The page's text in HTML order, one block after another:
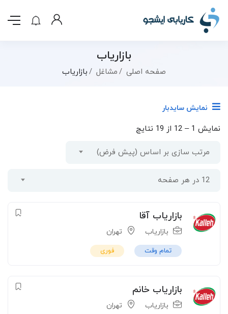
بازاریاب
صفحه اصلی مشاغل بازاریاب
نمایش سایدبار
نمایش 1
–
12 از 19 نتایج
مرتب سازی بر اساس (پیش فرض)
12 در هر صفحه
بازاریاب آقا
بازاریاب تهران
تمام وقت فوری
بازاریاب خانم
بازاریاب تهران